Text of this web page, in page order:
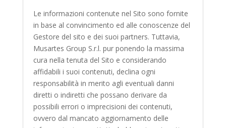
Le informazioni contenute nel Sito sono fornite
in base al convincimento ed alle conoscenze del
Gestore del sito e dei suoi partners. Tuttavia,
Musartes Group S.r.l. pur ponendo la massima
cura nella tenuta del Sito e considerando
affidabili i suoi contenuti, declina ogni
responsabilità in merito agli eventuali danni
diretti o indiretti che possano derivare da
possibili errori o imprecisioni dei contenuti,
ovvero dal mancato aggiornamento delle